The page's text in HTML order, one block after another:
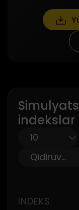
indekslar
INDEKS